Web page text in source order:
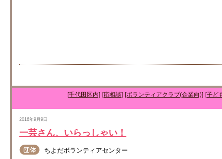
[千代田区内] [応相談] [ボランティアクラブ(企業向)] [子ど
2016年9月9日
一芸さん、いらっしゃい！
ちよだボランティアセンター